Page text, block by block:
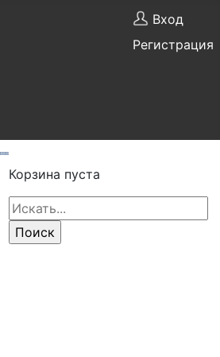
Вход
Регистрация
Корзина пуста